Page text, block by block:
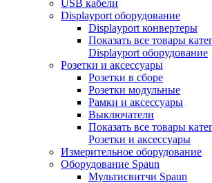
USB кабели
Displayport оборудование
Displayport конвертеры
Показать все товары
Displayport оборудование
Розетки и аксессуары
Розетки в сборе
Розетки модульные
Рамки и аксессуары
Выключатели
Показать все товары
Розетки и аксессуары
Измерительное оборудование
Оборудование Spaun
Мультисвитчи Spaun